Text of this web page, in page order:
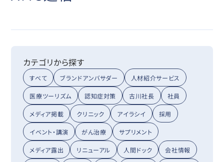
カテゴリから探す
すべて ブランドアンバサダー 人材紹介サービス
医療ツーリズム 認知症対策 古川社長 社員
メディア掲載 クリニック アイラシイ 採用
イベント・講演 がん治療 サプリメント
メディア露出 リニューアル 人間ドック 会社情報